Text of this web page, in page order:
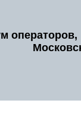
операторов,